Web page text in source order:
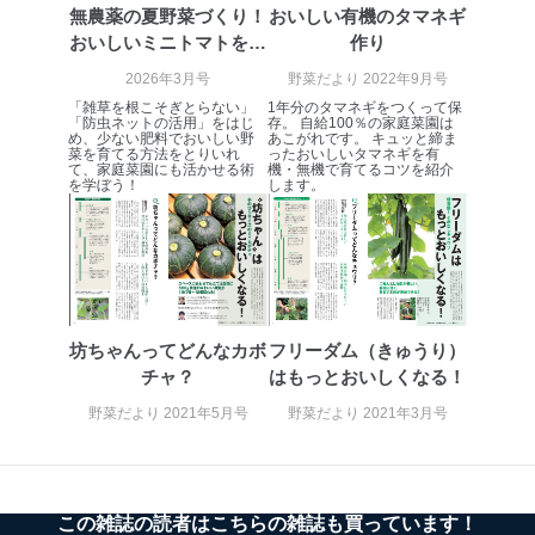
無農薬の夏野菜づくり！
おいしいミニトマトを育
てよう
2026年3月号
「雑草を根こそぎとらない」
「防虫ネットの活用」をはじ
め、少ない肥料でおいしい野
菜を育てる方法をとりいれ
て、家庭菜園にも活かせる術
を学ぼう！
おいしい有機のタマネギ
作り
野菜だより 2022年9月号
1年分のタマネギをつくって保
存。 自給100％の家庭菜園は
あこがれです。 キュッと締ま
ったおいしいタマネギを有
機・無機で育てるコツを紹介
します。
坊ちゃんってどんなカボ
チャ？
野菜だより 2021年5月号
フリーダム（きゅうり）
はもっとおいしくなる！
野菜だより 2021年3月号
この雑誌の読者はこちらの雑誌も買っています！